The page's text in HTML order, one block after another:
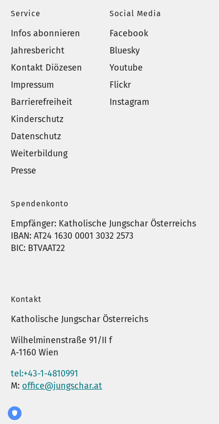
Service
Infos abonnieren
Jahresbericht
Kontakt Diözesen
Impressum
Barrierefreiheit
Kinderschutz
Datenschutz
Weiterbildung
Presse
Social Media
Facebook
Bluesky
Youtube
Flickr
Instagram
Spendenkonto
Empfänger: Katholische Jungschar Österreichs
IBAN: AT24 1630 0001 3032 2573
BIC: BTVAAT22
Kontakt
Katholische Jungschar Österreichs
Wilhelminenstraße 91/II f
A-1160 Wien
tel:+43-1-4810991
M: office@jungschar.at